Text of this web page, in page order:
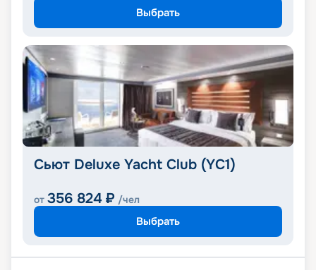
Выбрать
Сьют Deluxe Yacht Club (YC1)
от 356 824 ₽ /чел
Выбрать